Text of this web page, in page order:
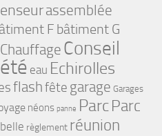
assemblée
F bâtiment G
Chauffage Conseil
eau Echirolles
flashfête garage Garages
néons panne ParcParc
règlement réunion